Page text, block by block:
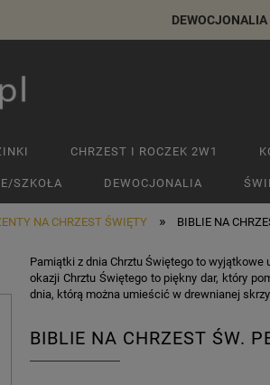
CHRZEST I ROCZEK 2W1
SZKOŁA DEWOCJONALIA
NA CHRZEST ŚWIĘTY » BIBLIE NA
Pamiątki z dnia Chrztu Świętego to
okazji Chrztu Świętego to piękny dar, który
dnia, którą można umieścić w drewnianej
BIBLIE NA CHRZEST ŚW.